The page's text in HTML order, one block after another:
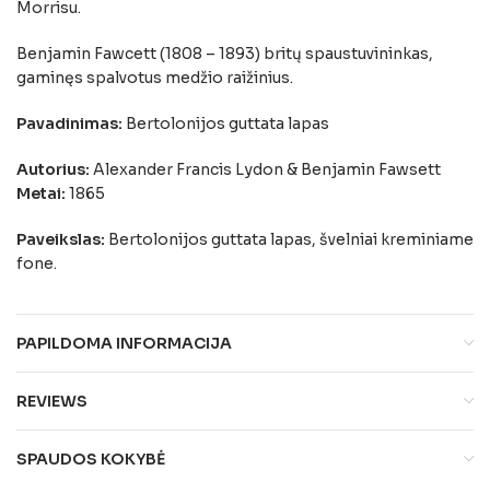
Morrisu.
Benjamin Fawcett (1808 – 1893) britų spaustuvininkas,
gaminęs spalvotus medžio raižinius.
Pavadinimas: Bertolonijos guttata lapas
Autorius: Alexander Francis Lydon & Benjamin Fawsett
Metai: 1865
Paveikslas: Bertolonijos guttata lapas, švelniai kreminiame
fone.
PAPILDOMA INFORMACIJA
REVIEWS
SPAUDOS KOKYBĖ